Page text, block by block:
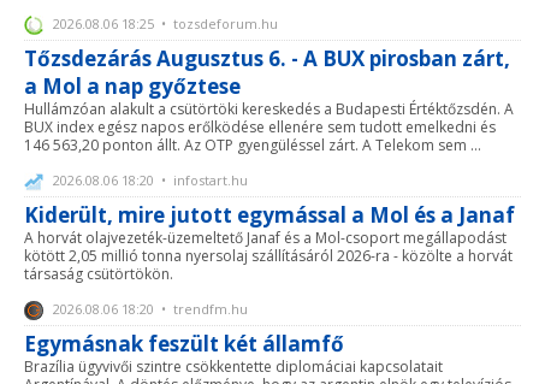
2026.08.06 18:25 • tozsdeforum.hu
Tőzsdezárás Augusztus 6. - A BUX pirosban zárt,
a Mol a nap győztese
Hullámzóan alakult a csütörtöki kereskedés a Budapesti Értéktőzsdén. A
BUX index egész napos erőlködése ellenére sem tudott emelkedni és
146 563,20 ponton állt. Az OTP gyengüléssel zárt. A Telekom sem ...
2026.08.06 18:20 • infostart.hu
Kiderült, mire jutott egymással a Mol és a Janaf
A horvát olajvezeték-üzemeltető Janaf és a Mol-csoport megállapodást
kötött 2,05 millió tonna nyersolaj szállításáról 2026-ra - közölte a horvát
társaság csütörtökön.
2026.08.06 18:20 • trendfm.hu
Egymásnak feszült két államfő
Brazília ügyvivői szintre csökkentette diplomáciai kapcsolatait